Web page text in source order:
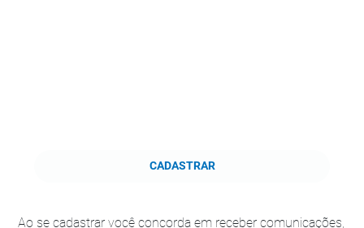
CADASTRAR
Ao se cadastrar você concorda em receber comunicações,